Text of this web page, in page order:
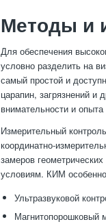
Методы и
Для обеспечения
условно разделить на
самый простой и
царапин, загрязнений
внимательности и опыта
Измерительный
координатно-
замеров
условиям. КИМ
Ультразвуковой
Магнитопорошковый